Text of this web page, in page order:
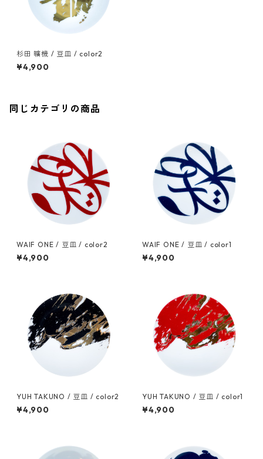
杉田 曠機 / 豆皿 / color2
¥4,900
同じカテゴリの商品
WAIF ONE / 豆皿 / color2
¥4,900
WAIF ONE / 豆皿 / color1
¥4,900
YUH TAKUNO / 豆皿 / color2
¥4,900
YUH TAKUNO / 豆皿 / color1
¥4,900